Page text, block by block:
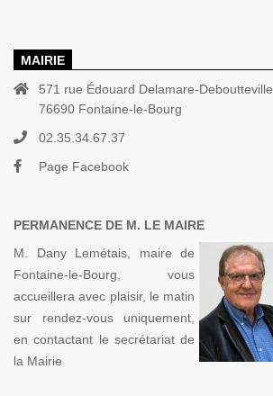
MAIRIE
571 rue Édouard Delamare-Deboutteville
76690 Fontaine-le-Bourg
02.35.34.67.37
Page Facebook
PERMANENCE DE M. LE MAIRE
M. Dany Lemétais, maire de
Fontaine-le-Bourg, vous
accueillera avec plaisir, le matin
sur rendez-vous uniquement,
en contactant le secrétariat de
la Mairie